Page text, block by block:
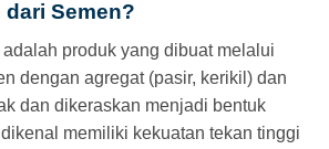
Semen?
produk yang dibuat melalui
dengan agregat (pasir, kerikil) dan
dan dikeraskan menjadi bentuk
memiliki kekuatan tekan tinggi